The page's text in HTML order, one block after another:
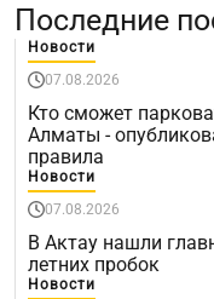
Последние
Новости
07.08.2026
Кто сможет
Алматы -
правила
Новости
07.08.2026
В Актау нашли
летних пробок
Новости